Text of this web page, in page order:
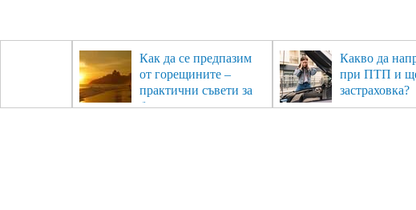
Как да се предпазим
от горещините –
практични съвети за
безопасно лято
Какво да
при ПТП и
застраховка?